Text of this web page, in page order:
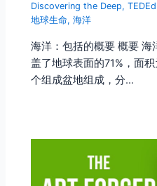
Discovering the Deep,TEDEd
地球生命,海洋
海洋：包括的概要 概要
盖了地球表面的71%，面
个组成盆地组成，分…